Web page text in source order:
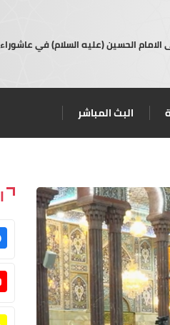
الامام الحسين (عليه السلام) في عاشوراء
البث المباشر